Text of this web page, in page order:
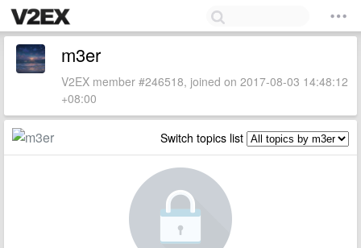
m3er
V2EX member #246518, joined on 2017-08-03 14:48:12
+08:00
Switch topics list